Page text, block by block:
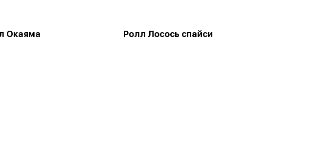
Окаяма Ролл Лосось спайси